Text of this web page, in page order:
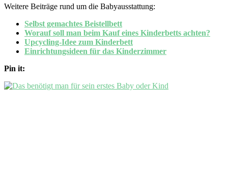
Weitere Beiträge rund um die Babyausstattung:
Selbst gemachtes Beistellbett
Worauf soll man beim Kauf eines Kinderbetts achten?
Upcycling-Idee zum Kinderbett
Einrichtungsideen für das Kinderzimmer
Pin it: